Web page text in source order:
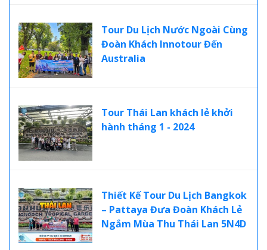
Tour Du Lịch Nước Ngoài Cùng
Đoàn Khách Innotour Đến
Australia
Tour Thái Lan khách lẻ khởi
hành tháng 1 - 2024
Thiết Kế Tour Du Lịch Bangkok
– Pattaya Đưa Đoàn Khách Lẻ
Ngắm Mùa Thu Thái Lan 5N4D